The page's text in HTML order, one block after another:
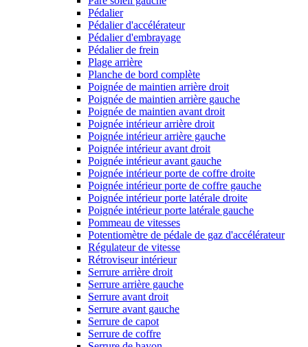
Pédalier
Pédalier d'accélérateur
Pédalier d'embrayage
Pédalier de frein
Plage arrière
Planche de bord complète
Poignée de maintien arrière droit
Poignée de maintien arrière gauche
Poignée de maintien avant droit
Poignée intérieur arrière droit
Poignée intérieur arrière gauche
Poignée intérieur avant droit
Poignée intérieur avant gauche
Poignée intérieur porte de coffre droite
Poignée intérieur porte de coffre gauche
Poignée intérieur porte latérale droite
Poignée intérieur porte latérale gauche
Pommeau de vitesses
Potentiomètre de pédale de gaz d'accélérateur
Régulateur de vitesse
Rétroviseur intérieur
Serrure arrière droit
Serrure arrière gauche
Serrure avant droit
Serrure avant gauche
Serrure de capot
Serrure de coffre